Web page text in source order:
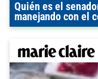
Quién es el
manejando con el